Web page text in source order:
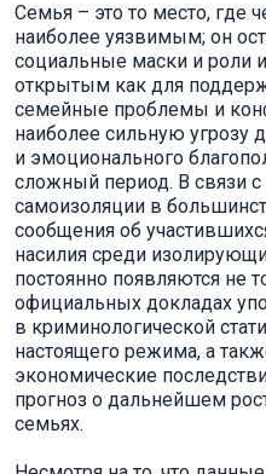
Семья – это то место, где
наиболее уязвимым; он
социальные маски и роли
открытым как для
семейные проблемы и
наиболее сильную угрозу
и эмоционального
сложный период. В связи
самоизоляции в
сообщения об
насилия среди
постоянно появляются не
официальных докладах
в криминологической
настоящего режима, а
экономические
прогноз о дальнейшем
семьях.